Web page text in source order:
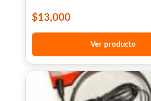
$13,000
Ver producto